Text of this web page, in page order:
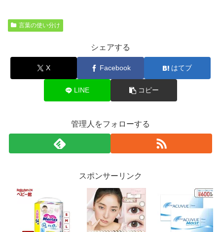
言葉の使い分け
シェアする
X Facebook はてブ
LINE コピー
管理人をフォローする
スポンサーリンク